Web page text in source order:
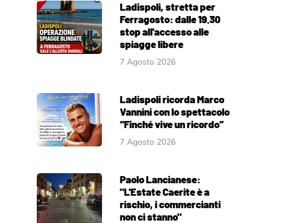
Ladispoli, stretta per
Ferragosto: dalle 19.30
stop all'accesso alle
spiagge libere
7 Agosto 2026
Ladispoli ricorda Marco
Vannini con lo spettacolo
“Finché vive un ricordo”
7 Agosto 2026
Paolo Lancianese:
"L'Estate Caerite è a
rischio, i commercianti
non ci stanno"